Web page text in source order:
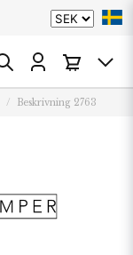
Beskrivning 2763